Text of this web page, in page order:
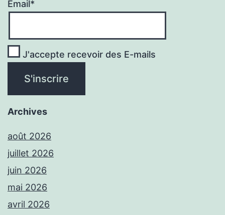
Email*
J'accepte recevoir des E-mails
Archives
août 2026
juillet 2026
juin 2026
mai 2026
avril 2026